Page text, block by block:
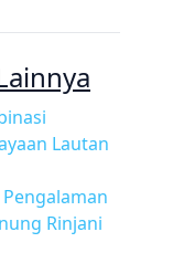
Lautan
Rinjani